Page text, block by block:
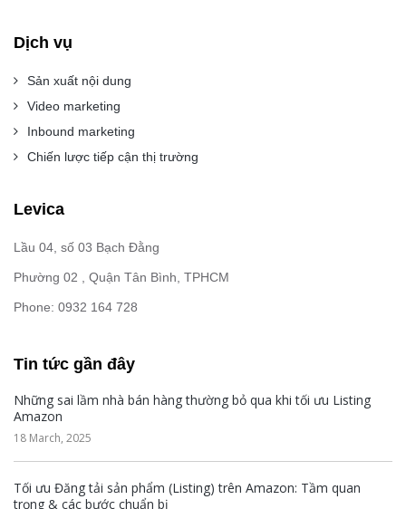
Dịch vụ
Sản xuất nội dung
Video marketing
Inbound marketing
Chiến lược tiếp cận thị trường
Levica
Lầu 04, số 03 Bạch Đằng
Phường 02 , Quận Tân Bình, TPHCM
Phone: 0932 164 728
Tin tức gần đây
Những sai lầm nhà bán hàng thường bỏ qua khi tối ưu Listing
Amazon
18 March, 2025
Tối ưu Đăng tải sản phẩm (Listing) trên Amazon: Tầm quan
trọng & các bước chuẩn bị